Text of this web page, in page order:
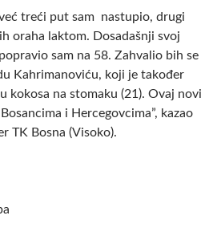
treći put sam nastupio, drugi
oraha laktom. Dosadašnji svoj
sam na 58. Zahvalio bih se
Kahrimanoviću, koji je također
kokosa na stomaku (21). Ovaj novi
i Hercegovcima”, kazao
TK Bosna (Visoko).